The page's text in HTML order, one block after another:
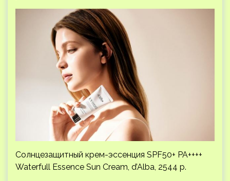
Солнцезащитный крем-эссенция SPF50+ PA++++
Waterfull Essence Sun Cream, d’Alba, 2544 р.